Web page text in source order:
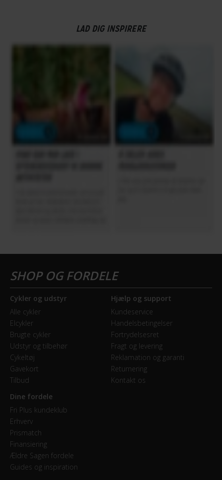
LAD DIG INSPIRERE
Cykler og udstyr
Alle cykler
Elcykler
Brugte cykler
Udstyr og tilbehør
Cykeltøj
Gavekort
Tilbud
Hjælp og support
Kundeservice
Handelsbetingelser
Fortrydelsesret
Fragt og levering
Reklamation og garanti
Returnering
Kontakt os
Dine fordele
Fri Plus kundeklub
Erhverv
Prismatch
Finansiering
Ældre Sagen fordele
Guides og inspiration